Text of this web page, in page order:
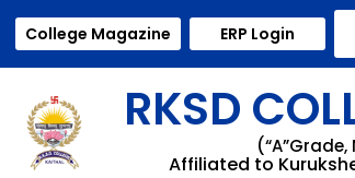
College Magazine ERP Login
RKSD
Affiliated to